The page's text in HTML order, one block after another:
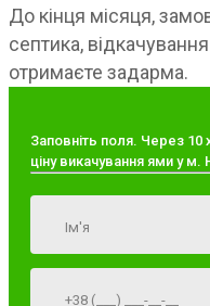
До кінця місяця,
септика,
отримаєте задарма.
Заповніть поля. Через
ціну викачування ями у м.